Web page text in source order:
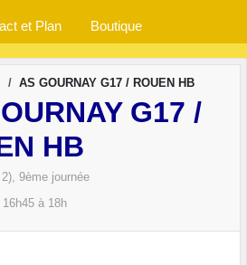
et Plan Boutique
AS GOURNAY G17 / ROUEN HB
G17 /
HB
9ème journée
16h45 à 18h